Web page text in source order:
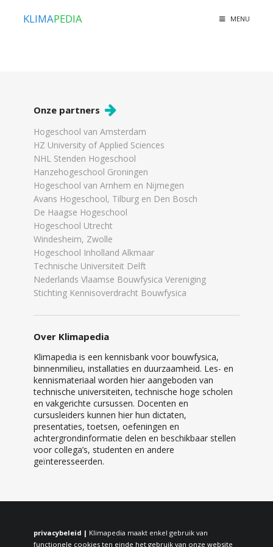
KLIMAPEDIA MENU
Onze partners
Hogeschool van Amsterdam
HZ University of Applied Sciences
NHL Stenden Hogeschool
Hanzehogeschool Groningen
Hogeschool van Arnhem en Nijmegen
Avans Hogeschool, Tilburg en Den Bosch
De Haagse Hogeschool
Hogeschool Utrecht
Windesheim, Zwolle
Hogeschool Inholland Alkmaar
Technische Universiteit Delft
Nederlands Vlaamse Bouwfysica Vereniging
Stichting Kennisoverdracht Bouwfysica
Over Klimapedia
Klimapedia is een kennisbank voor bouwfysica,
binnenmilieu, installaties en duurzaamheid. Les- en
kennismateriaal worden hier aangeboden van
technische universiteiten, technische hoge scholen
en vakgerichte cursussen. Docenten en
cursusleiders kunnen hier hun dictaten,
presentaties, toetsen, oefeningen en
achtergrondinformatie delen en beschikbaar stellen
voor collega’s, studenten en andere
geïnteresseerden.
privacybeleid | Klimapedia maakt enkel gebruik van
functionele cookies ten einde het gebruik van onze website